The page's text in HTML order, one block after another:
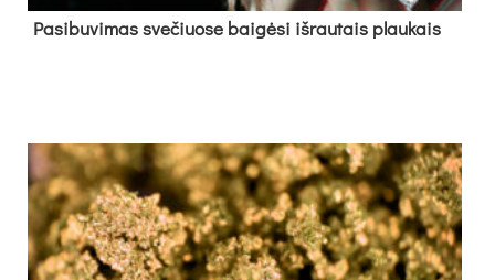
Pa­si­bu­vi­mas sve­čiuo­se bai­gė­si iš­rau­tais plau­kais